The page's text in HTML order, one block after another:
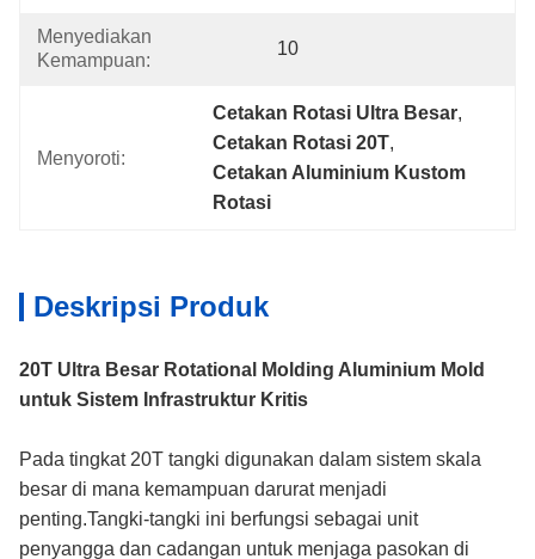
Menyediakan
Kemampuan:
10
Menyoroti:
Cetakan Rotasi Ultra Besar,
Cetakan Rotasi 20T,
Cetakan Aluminium Kustom
Rotasi
Deskripsi Produk
20T Ultra Besar Rotational Molding Aluminium Mold
untuk Sistem Infrastruktur Kritis
Pada tingkat 20T tangki digunakan dalam sistem skala
besar di mana kemampuan darurat menjadi
penting.Tangki-tangki ini berfungsi sebagai unit
penyangga dan cadangan untuk menjaga pasokan di